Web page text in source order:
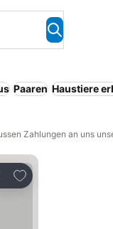
Paaren Haustiere
Zahlungen an uns
Zu Favoriten